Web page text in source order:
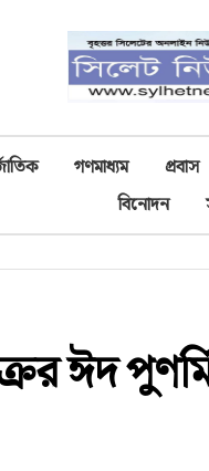
গণমাধ্যম প্রবাস
বিনোদন
ঈদ